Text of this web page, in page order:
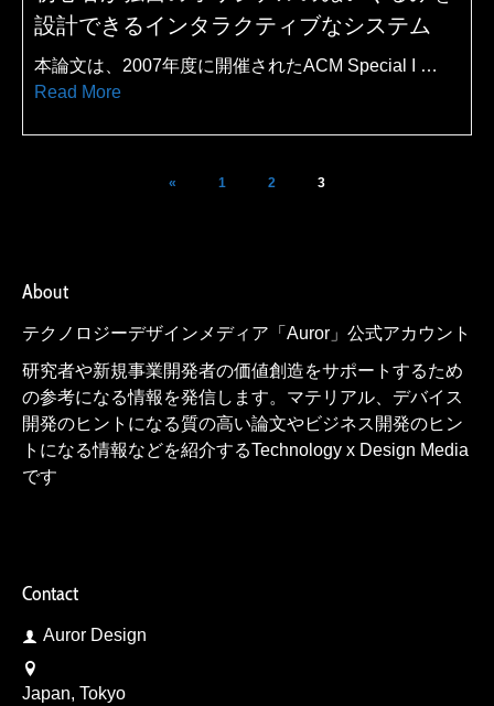
設計できるインタラクティブなシステム
本論文は、2007年度に開催されたACM Special I …
Read More
« 1 2 3
About
テクノロジーデザインメディア「Auror」公式アカウント
研究者や新規事業開発者の価値創造をサポートするため
の参考になる情報を発信します。マテリアル、デバイス
開発のヒントになる質の高い論文やビジネス開発のヒン
トになる情報などを紹介するTechnology x Design Media
です
Contact
Auror Design
Japan, Tokyo